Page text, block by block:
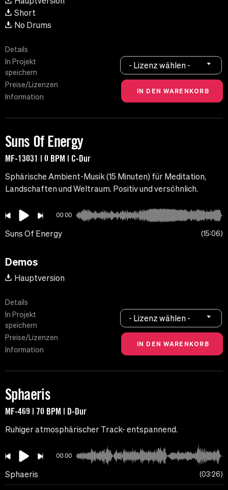
Short
No Drums
Details
In Projekt
speichern
Preise/Lizenzen
Information
- Lizenz wählen -
Suns Of Energy
MF-13031 | 0 BPM | C-Dur
Sphärische Ambient-Musik (15 Minuten) für Meditation,
Landschaften und Weltraum. Positiv und versöhnlich.
00:00
Suns Of Energy 15:06
Demos
Hauptversion
Details
In Projekt
speichern
Preise/Lizenzen
Information
- Lizenz wählen -
Sphaeris
MF-469 | 70 BPM | D-Dur
Ruhiger atmosphärischer Track- entspannend.
00:00
Sphaeris 03:26